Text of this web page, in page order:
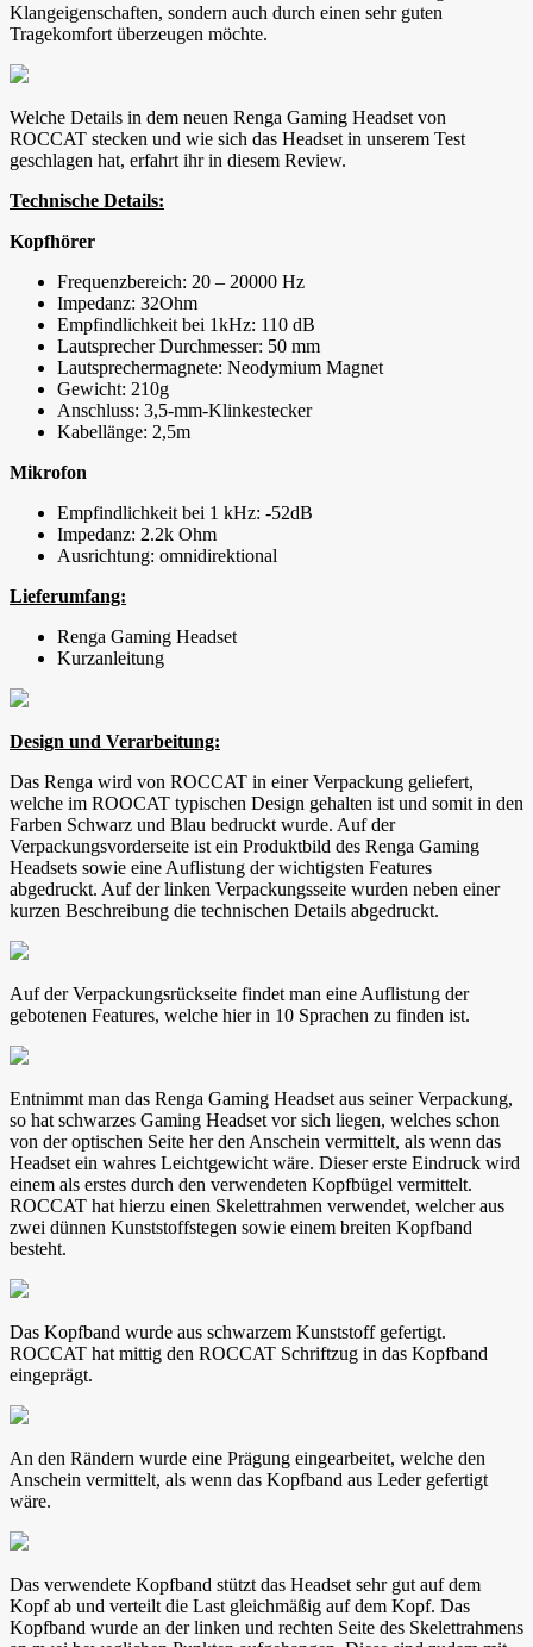
Klangeigenschaften, sondern auch durch einen sehr guten
Tragekomfort überzeugen möchte.
Welche Details in dem neuen Renga Gaming Headset von
ROCCAT stecken und wie sich das Headset in unserem Test
geschlagen hat, erfahrt ihr in diesem Review.
Technische Details:
Kopfhörer
Frequenzbereich: 20 – 20000 Hz
Impedanz: 32Ohm
Empfindlichkeit bei 1kHz: 110 dB
Lautsprecher Durchmesser: 50 mm
Lautsprechermagnete: Neodymium Magnet
Gewicht: 210g
Anschluss: 3,5-mm-Klinkestecker
Kabellänge: 2,5m
Mikrofon
Empfindlichkeit bei 1 kHz: -52dB
Impedanz: 2.2k Ohm
Ausrichtung: omnidirektional
Lieferumfang:
Renga Gaming Headset
Kurzanleitung
Design und Verarbeitung:
Das Renga wird von ROCCAT in einer Verpackung geliefert,
welche im ROOCAT typischen Design gehalten ist und somit in den
Farben Schwarz und Blau bedruckt wurde. Auf der
Verpackungsvorderseite ist ein Produktbild des Renga Gaming
Headsets sowie eine Auflistung der wichtigsten Features
abgedruckt. Auf der linken Verpackungsseite wurden neben einer
kurzen Beschreibung die technischen Details abgedruckt.
Auf der Verpackungsrückseite findet man eine Auflistung der
gebotenen Features, welche hier in 10 Sprachen zu finden ist.
Entnimmt man das Renga Gaming Headset aus seiner Verpackung,
so hat schwarzes Gaming Headset vor sich liegen, welches schon
von der optischen Seite her den Anschein vermittelt, als wenn das
Headset ein wahres Leichtgewicht wäre. Dieser erste Eindruck wird
einem als erstes durch den verwendeten Kopfbügel vermittelt.
ROCCAT hat hierzu einen Skelettrahmen verwendet, welcher aus
zwei dünnen Kunststoffstegen sowie einem breiten Kopfband
besteht.
Das Kopfband wurde aus schwarzem Kunststoff gefertigt.
ROCCAT hat mittig den ROCCAT Schriftzug in das Kopfband
eingeprägt.
An den Rändern wurde eine Prägung eingearbeitet, welche den
Anschein vermittelt, als wenn das Kopfband aus Leder gefertigt
wäre.
Das verwendete Kopfband stützt das Headset sehr gut auf dem
Kopf ab und verteilt die Last gleichmäßig auf dem Kopf. Das
Kopfband wurde an der linken und rechten Seite des Skelettrahmens